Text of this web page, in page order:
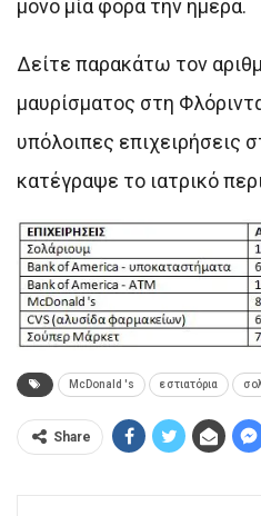
μόνο μία φορά την ημέρα.
Δείτε παρακάτω τον
μαυρίσματος στη
υπόλοιπες επιχειρήσεις
κατέγραψε το ιατρικό
McDonald 's εστιατόρια
Share